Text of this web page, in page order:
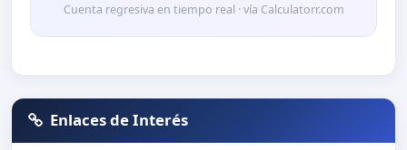
Cuenta regresiva en tiempo real · vía Calculatorr.com
Enlaces de Interés